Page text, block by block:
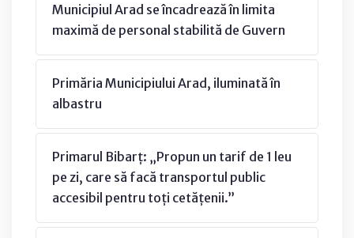
Municipiul Arad se încadrează în limita
maximă de personal stabilită de Guvern
Primăria Municipiului Arad, iluminată în
albastru
Primarul Bibarț: „Propun un tarif de 1 leu
pe zi, care să facă transportul public
accesibil pentru toți cetățenii.”